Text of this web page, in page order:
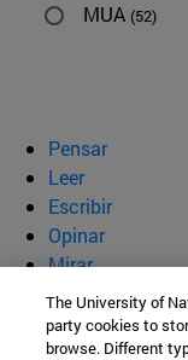
MUA (52)
Pensar
Leer
Escribir
Opinar
Mirar
Quiénes somos
BeBrave
The University of
party cookies to
browse. Different